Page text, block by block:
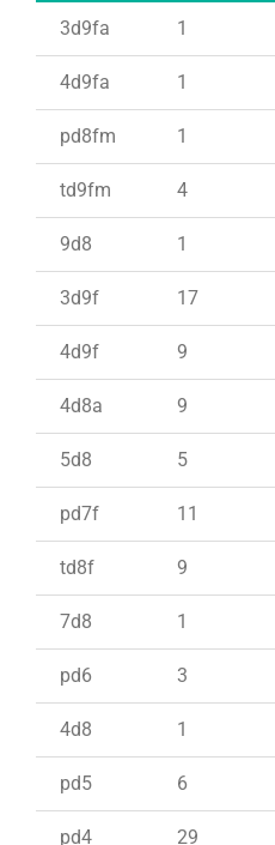
3d9fa 1
4d9fa 1
pd8fm 1
td9fm 4
9d8 1
3d9f 17
4d9f 9
4d8a 9
5d8 5
pd7f 11
td8f 9
7d8 1
pd6 3
4d8 1
pd5 6
pd4 29